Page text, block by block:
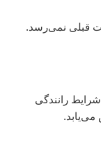
قبلی نمی‌رسد.
رانندگی